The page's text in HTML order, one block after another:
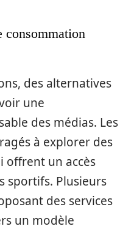
consommation
des alternatives
une
des médias. Les
à explorer des
offrent un accès
sportifs. Plusieurs
des services
un modèle